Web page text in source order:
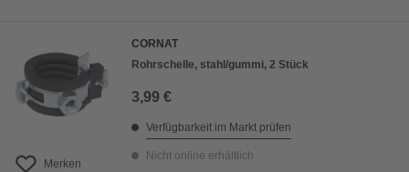
Merken
CORNAT
Rohrschelle, stahl/gummi, 2 Stück
3,99 €
Verfügbarkeit im Markt prüfen
Nicht online erhältlich